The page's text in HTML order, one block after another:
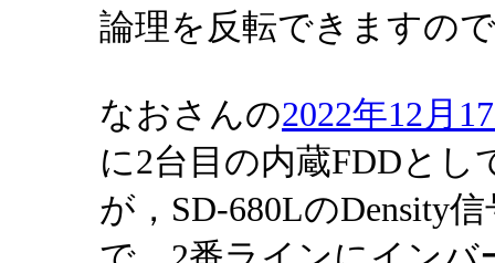
論理を反転できますの
なおさんの2022年12月
に2台目の内蔵FDDとし
が，SD-680LのDensity